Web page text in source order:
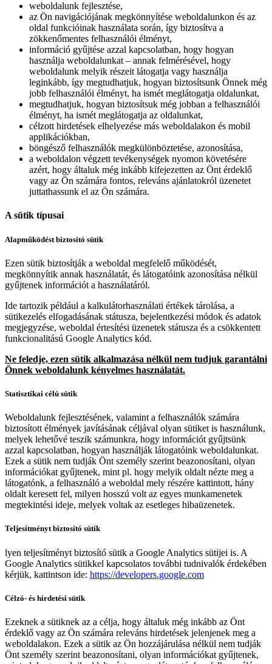
weboldalunk fejlesztése,
az Ön navigációjának megkönnyítése weboldalunkon és az
oldal funkcióinak használata során, így biztosítva a
zökkenőmentes felhasználói élményt,
információ gyűjtése azzal kapcsolatban, hogy hogyan
használja weboldalunkat – annak felmérésével, hogy
weboldalunk melyik részeit látogatja vagy használja
leginkább, így megtudhatjuk, hogyan biztosítsunk Önnek még
jobb felhasználói élményt, ha ismét meglátogatja oldalunkat,
megtudhatjuk, hogyan biztosítsuk még jobban a felhasználói
élményt, ha ismét meglátogatja az oldalunkat,
célzott hirdetések elhelyezése más weboldalakon és mobil
applikációkban,
böngésző felhasználók megkülönböztetése, azonosítása,
a weboldalon végzett tevékenységek nyomon követésére
azért, hogy általuk még inkább kifejezetten az Önt érdeklő
vagy az Ön számára fontos, releváns ajánlatokról üzenetet
juttathassunk el az Ön számára.
A sütik típusai
Alapműködést biztosító sütik
Ezen sütik biztosítják a weboldal megfelelő működését,
megkönnyítik annak használatát, és látogatóink azonosítása nélkül
gyűjtenek információt a használatáról.
Ide tartozik például a kalkulátorhasználati értékek tárolása, a
sütikezelés elfogadásának státusza, bejelentkezési módok és adatok
megjegyzése, weboldal értesítési üzenetek státusza és a csökkentett
funkcionalitású Google Analytics kód.
Ne feledje, ezen sütik alkalmazása nélkül nem tudjuk garantálni
Önnek weboldalunk kényelmes használatát.
Statisztikai célú sütik
Weboldalunk fejlesztésének, valamint a felhasználók számára
biztosított élmények javításának céljával olyan sütiket is használunk,
melyek lehetővé teszik számunkra, hogy információt gyűjtsünk
azzal kapcsolatban, hogyan használják látogatóink weboldalunkat.
Ezek a sütik nem tudják Önt személy szerint beazonosítani, olyan
információkat gyűjtenek, mint pl. hogy melyik oldalt nézte meg a
látogatónk, a felhasználó a weboldal mely részére kattintott, hány
oldalt keresett fel, milyen hosszú volt az egyes munkamenetek
megtekintési ideje, melyek voltak az esetleges hibaüzenetek.
Teljesítményt biztosító sütik
lyen teljesítményt biztosító sütik a Google Analytics sütijei is. A
Google Analytics sütikkel kapcsolatos további tudnivalók érdekében
kérjük, kattintson ide: https://developers.google.com
Célzó- és hirdetési sütik
Ezeknek a sütiknek az a célja, hogy általuk még inkább az Önt
érdeklő vagy az Ön számára releváns hirdetések jelenjenek meg a
weboldalakon. Ezek a sütik az Ön hozzájárulása nélkül nem tudják
Önt személy szerint beazonosítani, olyan információkat gyűjtenek,